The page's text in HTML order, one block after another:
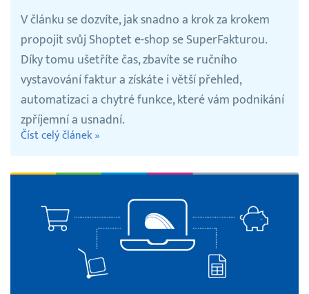
English
30 DNÍ ZDARMA
Přihlášení
V článku se dozvíte, jak snadno a krok za krokem
propojit svůj Shoptet e-shop se SuperFakturou.
Díky tomu ušetříte čas, zbavíte se ručního
vystavování faktur a získáte i větší přehled,
automatizaci a chytré funkce, které vám podnikání
zpříjemní a usnadní.
Číst celý článek »